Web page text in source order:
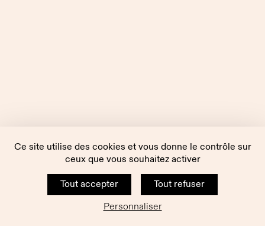
Ce site utilise des cookies et vous donne le contrôle sur
ceux que vous souhaitez activer
Tout accepter
Tout refuser
Personnaliser